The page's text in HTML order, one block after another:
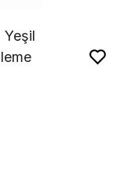
Yeşil